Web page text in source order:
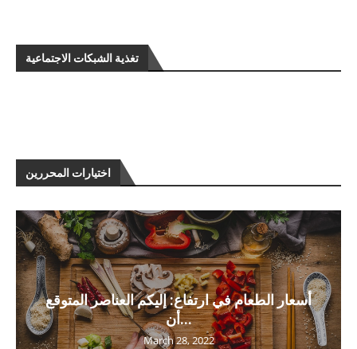
تغذية الشبكات الاجتماعية
اختيارات المحررين
أسعار الطعام في ارتفاع: إليكم العناصر المتوقع
أن...
March 28, 2022